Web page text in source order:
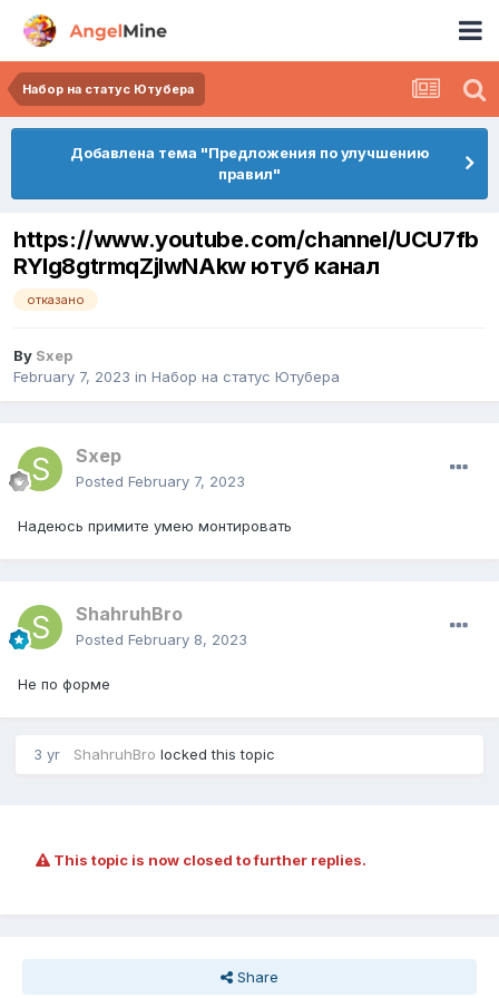
Набор на статус Ютубера
Добавлена тема "Предложения по улучшению
правил"
https://www.youtube.com/channel/UCU7fb
RYIg8gtrmqZjIwNAkw ютуб канал
отказано
By Sxep
February 7, 2023 in Набор на статус Ютубера
Sxep
Posted February 7, 2023
Надеюсь примите умею монтировать
ShahruhBro
Posted February 8, 2023
Не по форме
3 yr ShahruhBro locked this topic
This topic is now closed to further replies.
Share